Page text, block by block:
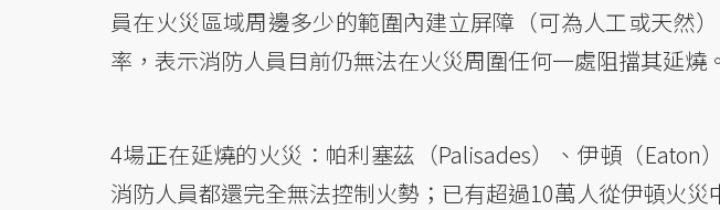
員在火災區域周邊多少的範圍內建立屏障（可為人工或天然
率，表示消防人員目前仍無法在火災周圍任何一處阻擋其延燒。
4場正在延燒的火災：帕利塞茲（Palisades）、伊頓（Eaton
消防人員都還完全無法控制火勢；已有超過10萬人從伊頓火災